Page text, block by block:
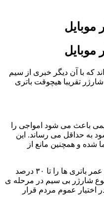
موبایل
موبایل
که با آن دیگر خبری از سیم
تقریبا هیچوقت باتری
باعث می شود امواجی را
به حداقل می رساند. این
شده و همچنین مانع از
به گفته محققان این تکنولوژیِ زمان عمر باتری ها را تا ۳۰ درصد
شارژر بی سیم در مرحله ی
اختیار عموم مردم قرار